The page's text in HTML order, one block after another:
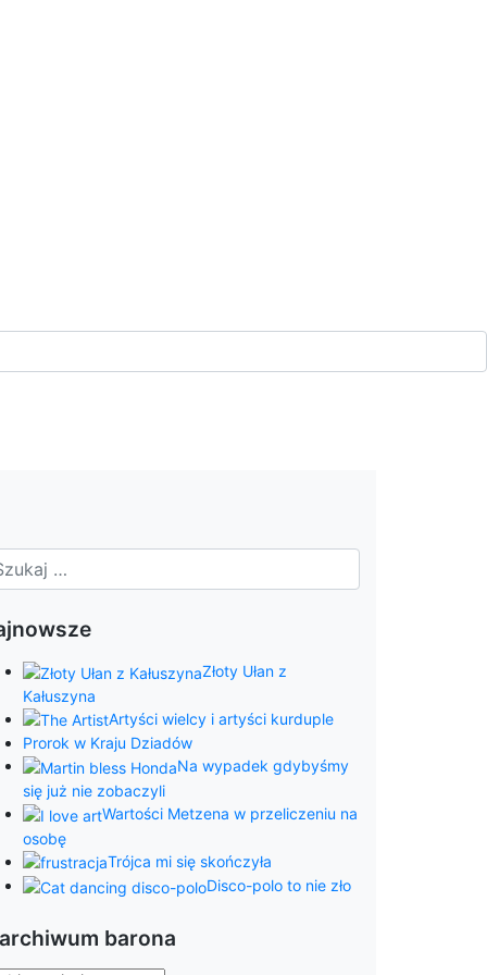
Złoty Ułan z
Kałuszyna
Artyści wielcy i artyści kurduple
Prorok w Kraju Dziadów
Na wypadek gdybyśmy
się już nie zobaczyli
Wartości Metzena w przeliczeniu na
osobę
Trójca mi się skończyła
Disco-polo to nie zło
barona